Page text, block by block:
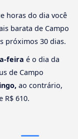
horas do dia você
barata de Campo
próximos 30 dias.
feira é o dia da
de Campo
ao contrário,
R$ 610.